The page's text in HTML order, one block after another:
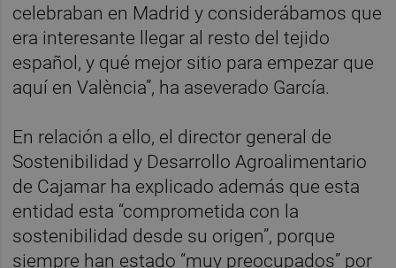
celebraban en Madrid y considerábamos que
era interesante llegar al resto del tejido
español, y qué mejor sitio para empezar que
aquí en València”, ha aseverado García.
En relación a ello, el director general de
Sostenibilidad y Desarrollo Agroalimentario
de Cajamar ha explicado además que esta
entidad esta “comprometida con la
sostenibilidad desde su origen”, porque
siempre han estado “muy preocupados” por